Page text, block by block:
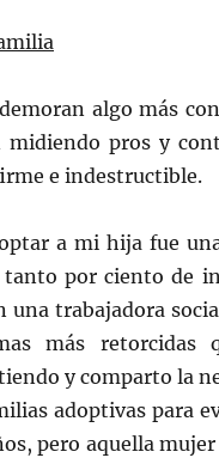
algo más
pros y
e indestructible.
a mi hija fue
por ciento de
una trabajadora
más retorcidas
y comparto la
adoptivas para
pero aquella